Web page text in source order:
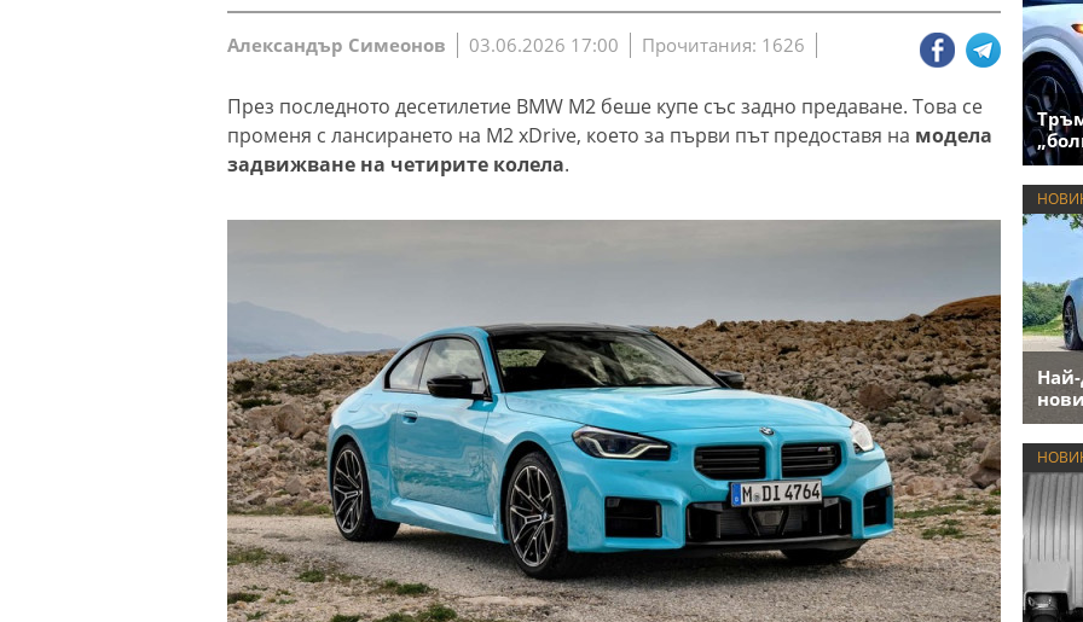
Александър Симеонов 03.06.2026 17:00 Прочитания: 1626
През последното десетилетие BMW M2 беше купе със задно предаване. Това се
променя с лансирането на M2 xDrive, което за първи път предоставя на модела
задвижване на четирите колела.
Най-